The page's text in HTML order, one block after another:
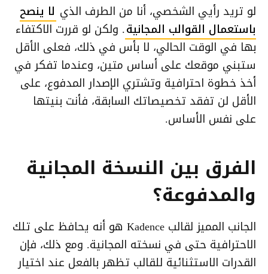
لو تريد رأيي الشخصي، أنا من الطرف الذي لا ينصح
باستعمال القوالب المجانية. ولكن لو قررت الاكتفاء
بها في الوقت الحالي، لا بأس في ذلك، فعلى الأقل
ستبني موقعك على أساس متين، وعندما تفكر في
أخذ خطوة احترافية وتشتري الإصدار المدفوع، على
الأقل لن تفقد تخصيصاتك السابقة، فأنت بنيتها
على نفس الأساس.
الفرق بين النسخة المجانية
والمدفوعة؟
الجانب المميز لقالب Kadence هو أنه يحافظ على تلك
الاحترافية حتى في نسخته المجانية. ومع ذلك، فإن
القدرات الاستثنائية للقالب تظهر بالفعل عند اختيار